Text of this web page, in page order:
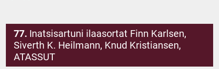
77. Inatsisartuni ilaasortat Finn Karlsen,
Siverth K. Heilmann, Knud Kristiansen,
ATASSUT